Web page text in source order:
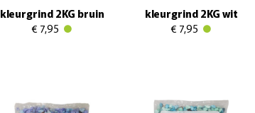
kleurgrind 2KG bruin
€ 7,95
kleurgrind 2KG wit
€ 7,95